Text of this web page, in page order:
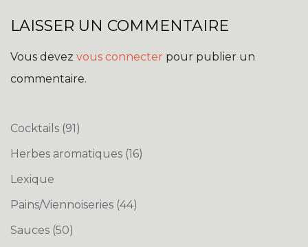
LAISSER UN COMMENTAIRE
Vous devez vous connecter pour publier un
commentaire.
Cocktails (91)
Herbes aromatiques (16)
Lexique
Pains/Viennoiseries (44)
Sauces (50)